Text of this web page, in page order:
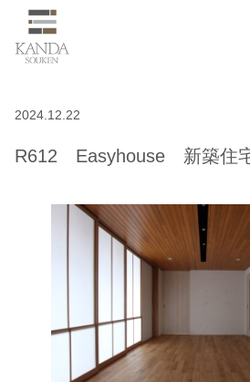
2024.12.22
R612 Easyhouse 新築住